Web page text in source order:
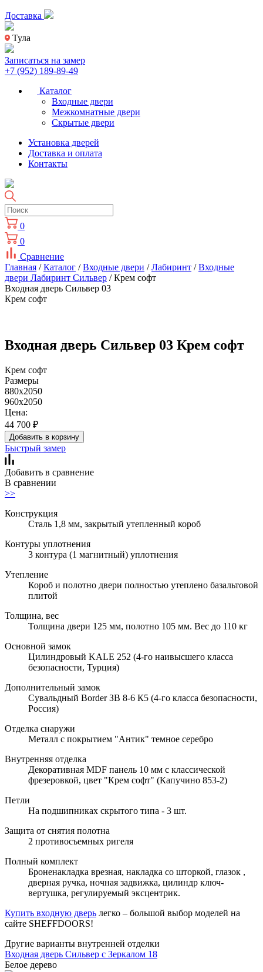
Доставка
Тула
Записаться на замер
+7 (952) 189-89-49
Каталог
Входные двери
Межкомнатные двери
Скрытые двери
Установка дверей
Доставка и оплата
Контакты
0
0
Сравнение
Главная /Каталог /Входные двери /Лабиринт /Входные
двери Лабиринт Сильвер / Крем софт
Входная дверь Сильвер 03
Крем софт
Входная дверь Сильвер 03 Крем софт
Крем софт
Размеры
880x2050
960x2050
Цена:
44 700 ₽
Добавить в корзину
Быстрый замер
Добавить в сравнение
В сравнении
>>
Конструкция
Сталь 1,8 мм, закрытый утепленный короб
Контуры уплотнения
3 контура (1 магнитный) уплотнения
Утепление
Короб и полотно двери полностью утеплено базальтовой
плитой
Толщина, вес
Толщина двери 125 мм, полотно 105 мм. Вес до 110 кг
Основной замок
Цилиндровый KALE 252 (4-го наивысшего класса
безопасности, Турция)
Дополнительный замок
Сувальдный Border ЗВ 8-6 К5 (4-го класса безопасности,
Россия)
Отделка снаружи
Металл с покрытием "Антик" темное серебро
Внутренняя отделка
Декоративная MDF панель 10 мм с классической
фрезеровкой, цвет "Крем софт" (Капучино 853-2)
Петли
На подшипниках скрытого типа - 3 шт.
Защита от снятия полотна
2 противосъемных ригеля
Полный комплект
Броненакладка врезная, накладка со шторкой, глазок ,
дверная ручка, ночная задвижка, цилиндр ключ-
вертушка, регулируемый эксцентрик.
Купить входную дверь легко – большой выбор моделей на
сайте SHEFFDOORS!
Другие варианты внутренней отделки
Входная дверь Сильвер с Зеркалом 18
Белое дерево